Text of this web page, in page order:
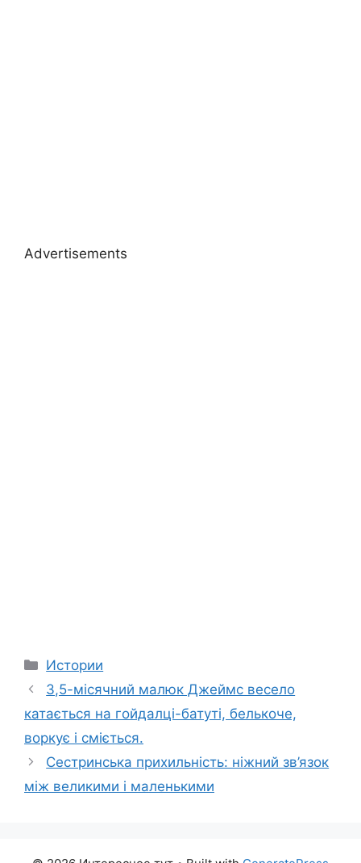
Advertisements
Categories
Истории
3,5-місячний малюк Джеймс весело
катається на гойдалці-батуті, белькоче,
воркує і сміється.
Сестринська прихильність: ніжний зв’язок
між великими і маленькими